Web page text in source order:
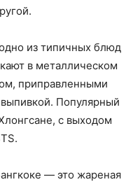
из типичных блюд
в металлическом
приправленными
Популярный
с выходом
— это жареная